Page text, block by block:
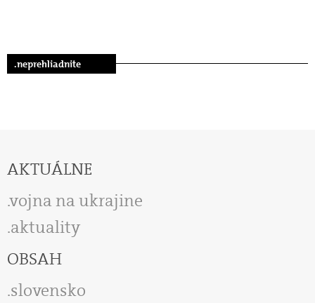
.neprehliadnite
AKTUÁLNE
vojna na ukrajine
aktuality
OBSAH
slovensko